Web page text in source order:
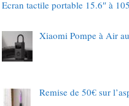
Ecran tactile portable 15.6″ à
Xiaomi Pompe à Air
Remise de 50€ sur